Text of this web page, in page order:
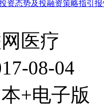
资态势及投融资策略指引
医疗
08-04
+电子版